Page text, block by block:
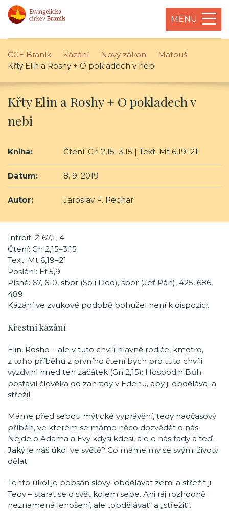
MENU
ČCE Braník Kázání Nový zákon
Matouš
Křty Elin a Roshy + O pokladech v nebi
Křty Elin a Roshy + O pokladech v
nebi
Kniha: Čtení: Gn 2,15–3,15 | Text: Mt 6,19–21
Datum: 8. 9. 2019
Autor: Jaroslav F. Pechar
Introit: Ž 67,1–4
Čtení: Gn 2,15–3,15
Text: Mt 6,19–21
Poslání: Ef 5,9
Písně: 67, 610, sbor (Soli Deo), sbor (Jeť Pán), 425, 686,
489
Kázání ve zvukové podobě bohužel není k dispozici.
Křestní kázání
Elin, Rosho – ale v tuto chvíli hlavně rodiče, kmotro,
z toho příběhu z prvního čtení bych pro tuto chvíli
vyzdvihl hned ten začátek (Gn 2,15): Hospodin Bůh
postavil člověka do zahrady v Edenu, aby ji obdělával a
střežil.
Máme před sebou mýtické vyprávění, tedy nadčasový
příběh, ve kterém se máme něco dozvědět o nás.
Nejde o Adama a Evy kdysi kdesi, ale o nás tady a teď.
Jaký je náš úkol ve světě? Co máme my se svými životy
dělat.
Tento úkol je popsán slovy: obdělávat zemi a střežit ji.
Tedy – starat se o svět kolem sebe. Ani ráj rozhodně
neznamená lenošení, ale „obdělávat“ a „střežit“.